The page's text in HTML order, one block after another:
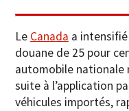
Le Canada a
douane de 25 pour
automobile nationale
suite à l’application
véhicules importés,